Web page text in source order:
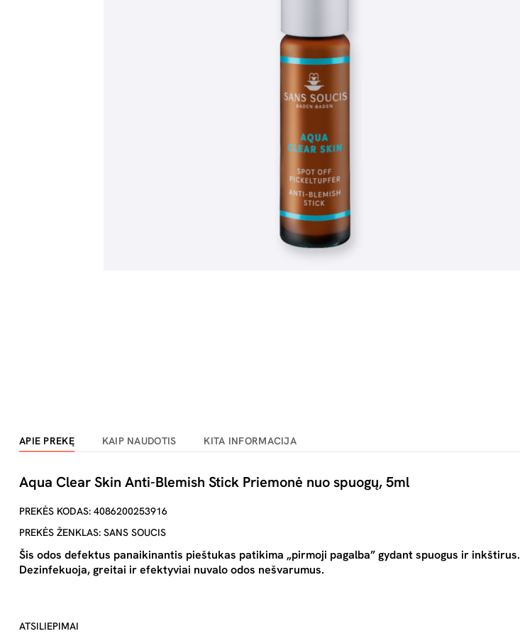
APIE PREKĘ KAIP NAUDOTIS KITA INFORMACIJA
Aqua Clear Skin Anti-Blemish Stick Priemonė nuo spuogų, 5ml
PREKĖS KODAS: 4086200253916
PREKĖS ŽENKLAS: SANS SOUCIS
Šis odos defektus panaikinantis pieštukas patikima „pirmoji pagalba” gydant spuogus ir inkštirus.
Dezinfekuoja, greitai ir efektyviai nuvalo odos nešvarumus.
ATSILIEPIMAI